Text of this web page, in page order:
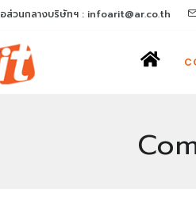
ส่วนกลางบริษัทฯ : infoarit@ar.co.th